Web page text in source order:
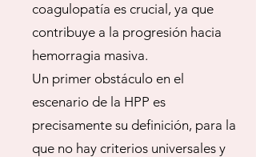
coagulopatía es crucial, ya que
contribuye a la progresión hacia
hemorragia masiva.
Un primer obstáculo en el
escenario de la HPP es
precisamente su definición, para la
que no hay criterios universales y